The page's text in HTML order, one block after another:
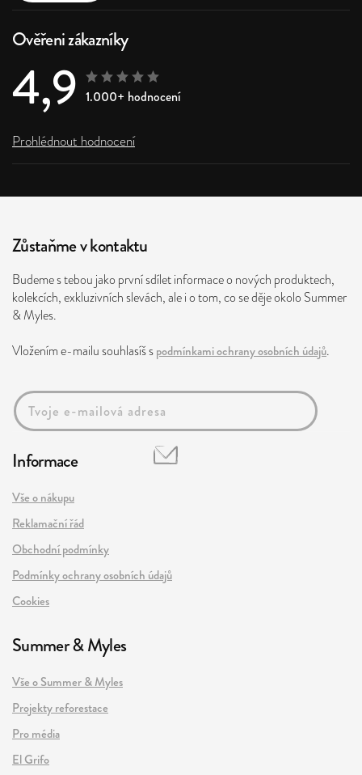
Ověřeni zákazníky
4,9 1.000+ hodnocení
Prohlédnout hodnocení
Zůstaňme v kontaktu
Budeme s tebou jako první sdílet informace o nových produktech,
kolekcích, exkluzivních slevách, ale i o tom, co se děje okolo Summer
& Myles.
Vložením e-mailu souhlasíš spodmínkami ochrany osobních údajů.
Informace
Vše o nákupu
Reklamační řád
Obchodní podmínky
Podmínky ochrany osobních údajů
Cookies
Summer & Myles
Vše o Summer & Myles
Projekty reforestace
Pro média
El Grifo